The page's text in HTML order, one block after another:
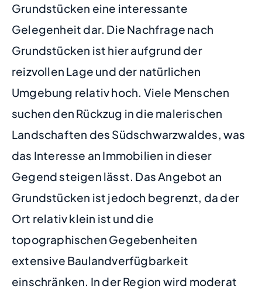
Grundstücken eine interessante
Gelegenheit dar. Die Nachfrage nach
Grundstücken ist hier aufgrund der
reizvollen Lage und der natürlichen
Umgebung relativ hoch. Viele Menschen
suchen den Rückzug in die malerischen
Landschaften des Südschwarzwaldes, was
das Interesse an Immobilien in dieser
Gegend steigen lässt. Das Angebot an
Grundstücken ist jedoch begrenzt, da der
Ort relativ klein ist und die
topographischen Gegebenheiten
extensive Baulandverfügbarkeit
einschränken. In der Region wird moderat